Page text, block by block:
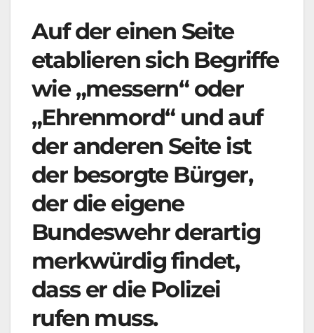
Auf der einen Seite
etablieren sich Begriffe
wie „messern“ oder
„Ehrenmord“ und auf
der anderen Seite ist
der besorgte Bürger,
der die eigene
Bundeswehr derartig
merkwürdig findet,
dass er die Polizei
rufen muss.